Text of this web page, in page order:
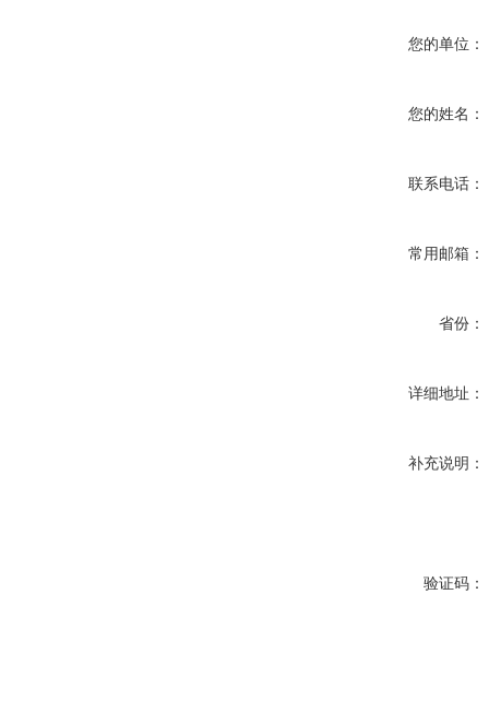
您的单位：
您的姓名：
联系电话：
常用邮箱：
省份：
详细地址：
补充说明：
验证码：